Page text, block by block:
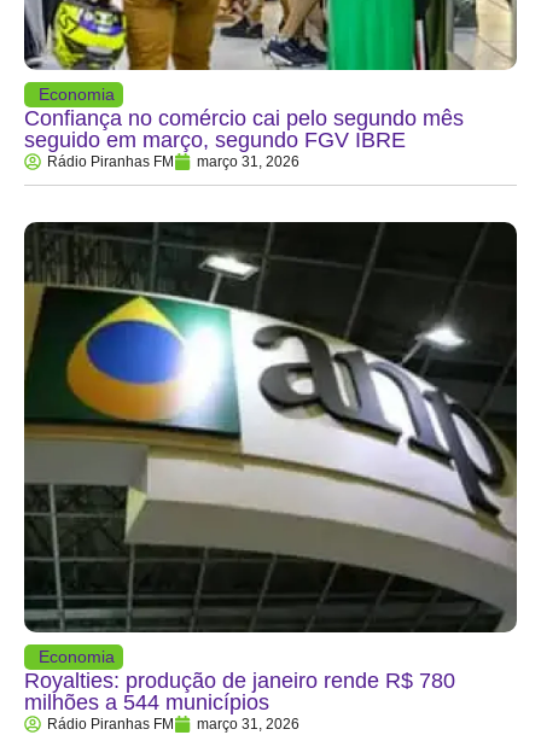
Economia
Confiança no comércio cai pelo segundo mês
seguido em março, segundo FGV IBRE
Rádio Piranhas FM março 31, 2026
Economia
Royalties: produção de janeiro rende R$ 780
milhões a 544 municípios
Rádio Piranhas FM março 31, 2026